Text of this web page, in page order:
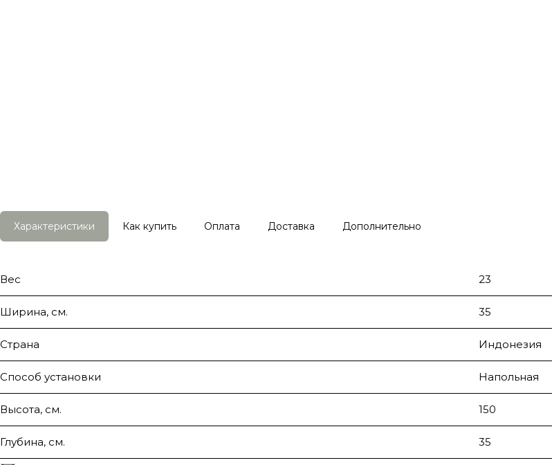
Характеристики Как купить Оплата Доставка Дополнительно
Вес 23
Ширина, см. 35
Страна Индонезия
Способ установки Напольная
Высота, см. 150
Глубина, см. 35